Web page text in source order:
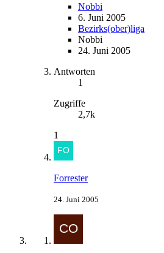
Nobbi
6. Juni 2005
Bezirks(ober)liga
Nobbi
24. Juni 2005
Antworten
1
Zugriffe
2,7k
1
Forrester
24. Juni 2005